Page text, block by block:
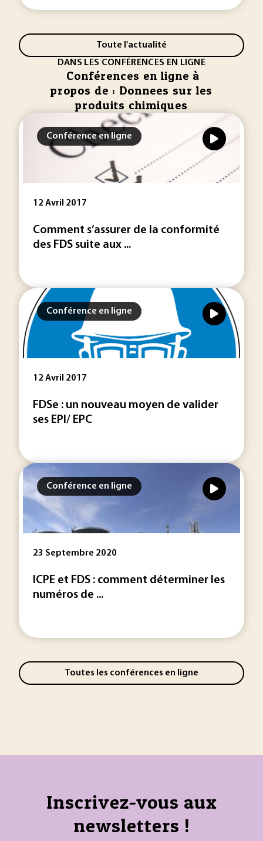
Toute l'actualité
DANS LES CONFÉRENCES EN LIGNE
Conférences en ligne à
propos de : Donnees sur les
produits chimiques
Conférence en ligne
12 Avril 2017
Comment s’assurer de la conformité
des FDS suite aux ...
Conférence en ligne
12 Avril 2017
FDSe : un nouveau moyen de valider
ses EPI/ EPC
Conférence en ligne
23 Septembre 2020
ICPE et FDS : comment déterminer les
numéros de ...
Toutes les conférences en ligne
Inscrivez-vous aux
newsletters !